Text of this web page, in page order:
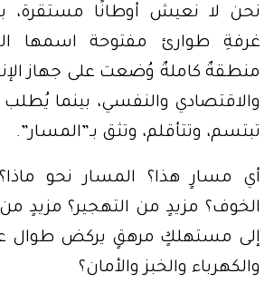
نحن لا نعيش أوطانًا
غرفةِ طوارئ مفتوحة اسمها
منطقةٌ كاملةٌ وُضعت على جهاز
والاقتصادي والنفسي، بينما
تبتسم، وتتأقلم، وتثق بـ”المسار”.
أي مسارٍ هذا؟ المسار نحو
الخوف؟ مزيدٍ من التهجير؟ مزيدٍ
إلى مستهلكٍ مرهقٍ يركض طوال
والكهرباء والخبز والأمان؟